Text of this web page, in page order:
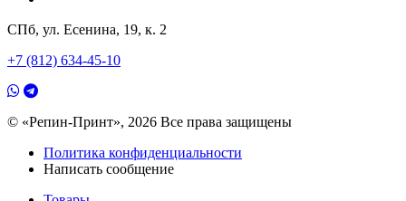
СПб, ул. Есенина, 19, к. 2
+7 (812) 634-45-10
© «Репин-Принт», 2026 Все права защищены
Политика конфиденциальности
Написать сообщение